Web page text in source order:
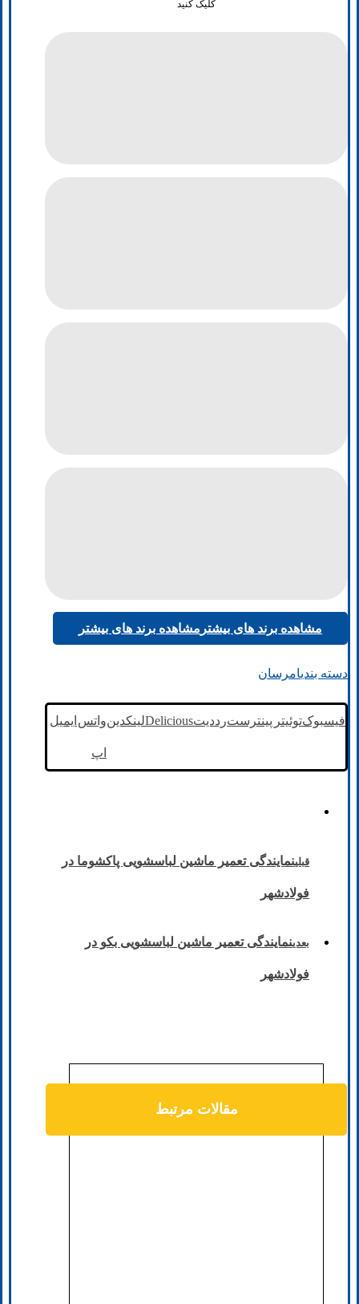
کلیک کنید
مشاهده برند های بیشتر مشاهده برند های بیشتر
دسته بندیامرسان
فیسبوکتوئیتر پینترسترددیتDeliciousلینکدینواتس
اپ
ایمیل
قبلینمایندگی تعمیر ماشین لباسشویی پاکشوما در
فولادشهر
بعدینمایندگی تعمیر ماشین لباسشویی بکو در
فولادشهر
مقالات مرتبط